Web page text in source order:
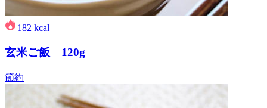
182 kcal
玄米ご飯 120g
節約